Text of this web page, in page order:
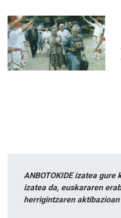
ANBOTOKIDE izatea
izatea da, euskararen
herrigintzaren